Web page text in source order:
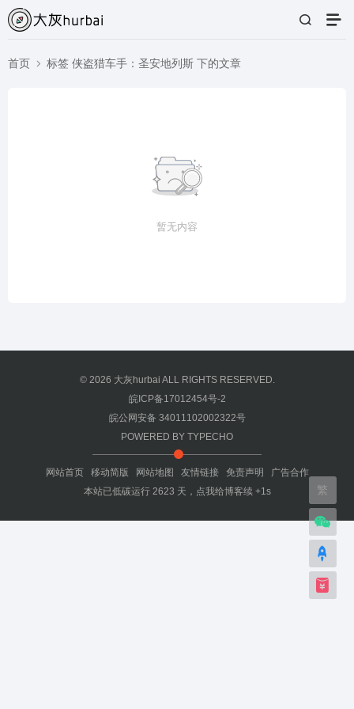
首页 标签 侠盗猎车手：圣安地列斯 下的文章
暂无内容
© 2026 大灰hurbai ALL RIGHTS RESERVED.
皖ICP备17012454号-2
皖公网安备 34011102002322号
POWERED BY TYPECHO
网站首页 移动简版 网站地图 友情链接 免责声明
广告合作
本站已低碳运行2623 天， 点我给博客续 +1s 繁